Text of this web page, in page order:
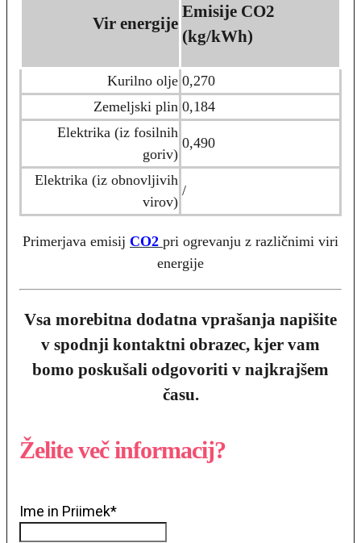
Vir energije
Emisije CO2
(kg/kWh)
Kurilno olje 0,270
Zemeljski plin 0,184
Elektrika (iz fosilnih
goriv)
0,490
Elektrika (iz obnovljivih
virov)
/
Primerjava emisij CO2 pri ogrevanju z različnimi viri
energije
Vsa morebitna dodatna vprašanja napišite
v spodnji kontaktni obrazec, kjer vam
bomo poskušali odgovoriti v najkrajšem
času.
Želite več informacij?
Ime in Priimek*